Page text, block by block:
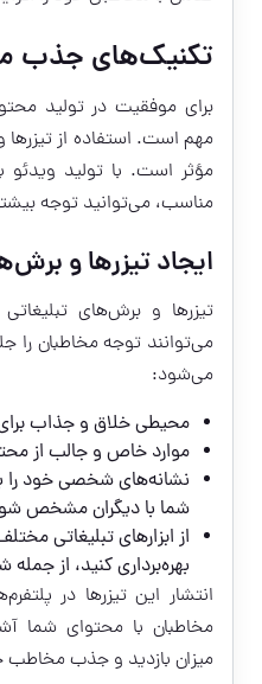
تکنیک‌های جذب
برای موفقیت در تولید
مهم است. استفاده از
مؤثر است. با تولید ویدئو
مناسب، می‌توانید توجه
ایجاد تیزرها و
تیزرها و برش‌های
می‌توانند توجه مخاطبان را
می‌شود:
محیطی خلاق و جذاب برای
موارد خاص و جالب از
نشانه‌های شخصی خود را
شما با دیگران مشخص
از ابزارهای تبلیغاتی
بهره‌برداری کنید، از
انتشار این تیزرها در
مخاطبان با محتوای شما
میزان بازدید و جذب